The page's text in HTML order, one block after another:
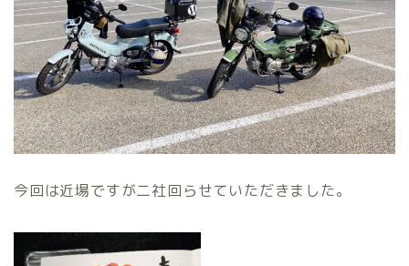
今回は近場ですが二社回らせていただきました。